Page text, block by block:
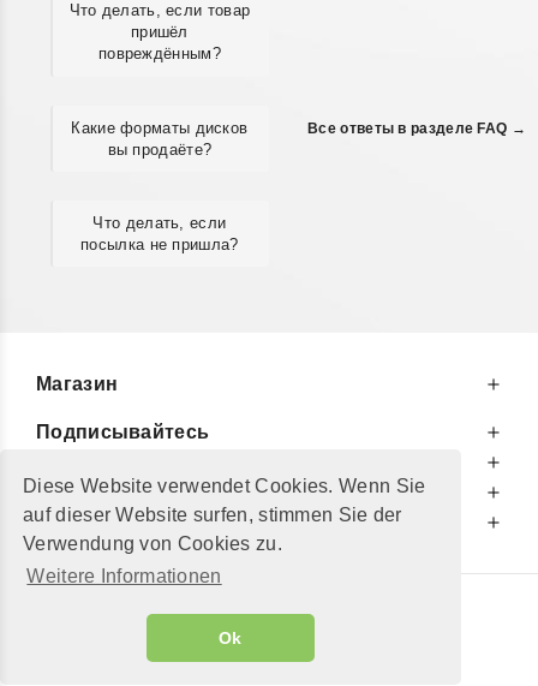
Diese Website verwendet Cookies. Wenn Sie
auf dieser Website surfen, stimmen Sie der
Verwendung von Cookies zu.
Weitere Informationen
Ok
Что делать, если товар
пришёл
повреждённым?
Какие форматы дисков
вы продаёте?
Что делать, если
посылка не пришла?
Все ответы в разделе FAQ →
Магазин
Подписывайтесь
Информируем Вас
Дополнительно
© 2002 - 2026"Petershop GmbH"
Alle Preise inkl. MwSt. und zzgl.
GeToTickets.com| build#3.12.37